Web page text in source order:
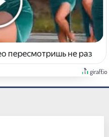
пересмотришь не раз